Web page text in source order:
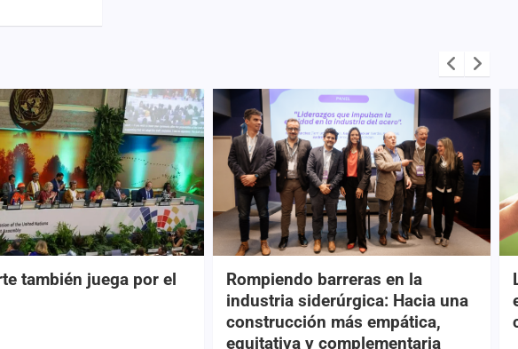
también juega por el
Rompiendo barreras en la
industria siderúrgica: Hacia una
construcción más empática,
equitativa y complementaria